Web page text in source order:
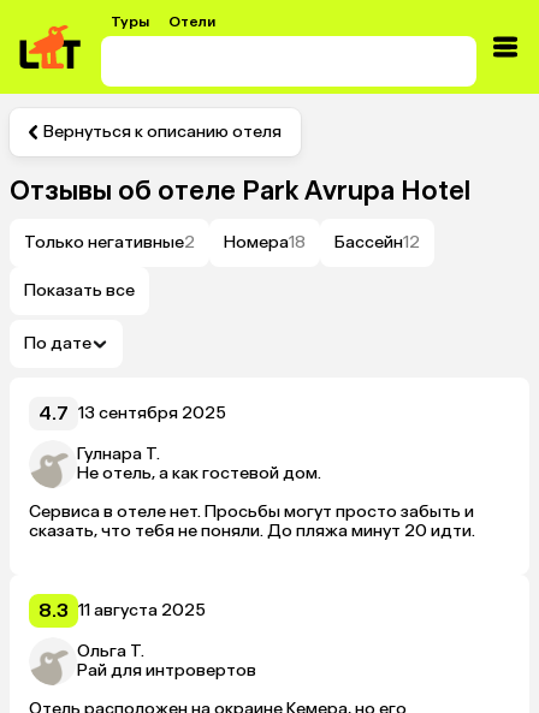
Туры Отели
Вернуться к описанию отеля
Отзывы об отеле Park Avrupa Hotel
Только негативные2 Номера18 Бассейн12
Показать все
По дате
4.7 13 сентября 2025
Гулнара Т.
Не отель, а как гостевой дом.
Сервиса в отеле нет. Просьбы могут просто забыть и
сказать, что тебя не поняли. До пляжа минут 20 идти.
8.3 11 августа 2025
Ольга Т.
Рай для интровертов
Отель расположен на окраине Кемера, но его